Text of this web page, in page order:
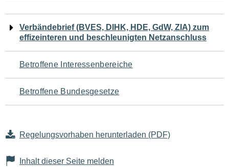
Navigation
für
den
Seiteninhalt
Verbändebrief (BVES, DIHK, HDE, GdW, ZIA) zum
effizeinteren und beschleunigten Netzanschluss
Betroffene Interessenbereiche
Betroffene Bundesgesetze
Regelungsvorhaben herunterladen (PDF)
Inhalt dieser Seite melden